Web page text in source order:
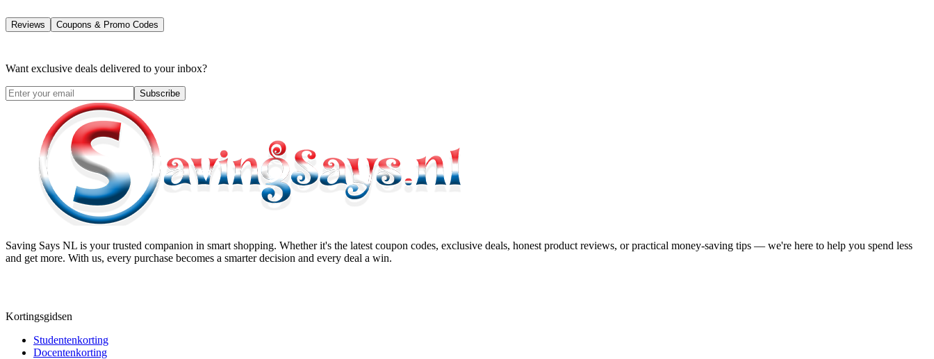
Reviews Coupons & Promo Codes
Want exclusive deals delivered to your inbox?
Subscribe
Saving Says NL is your trusted companion in smart shopping. Whether it's the latest coupon codes, exclusive deals, honest product reviews, or practical money-saving tips — we're here to help you spend less
and get more. With us, every purchase becomes a smarter decision and every deal a win.
Kortingsgidsen
Studentenkorting
Docentenkorting